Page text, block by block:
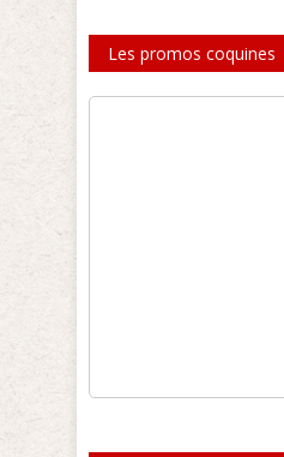
Les promos coquines